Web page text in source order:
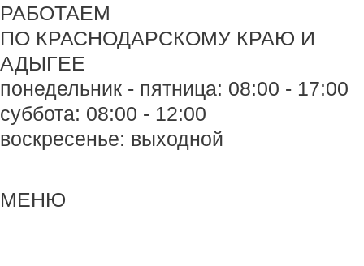
РАБОТАЕМ
ПО КРАСНОДАРСКОМУ КРАЮ И
АДЫГЕЕ
понедельник - пятница: 08:00 - 17:00
суббота: 08:00 - 12:00
воскресенье: выходной
МЕНЮ